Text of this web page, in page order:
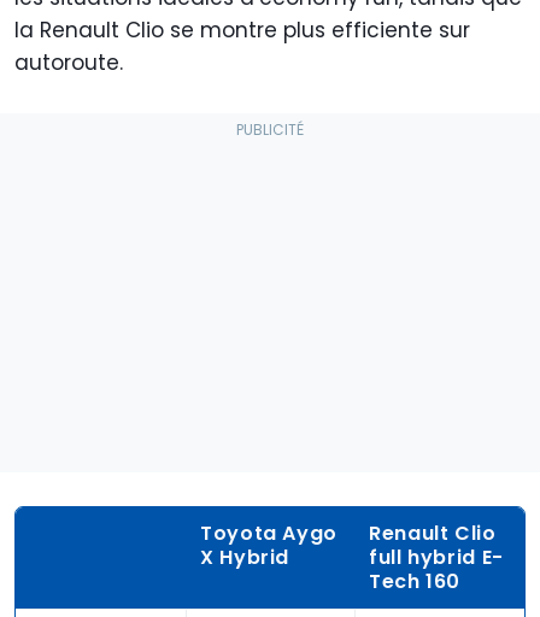
la Renault Clio se montre plus efficiente sur
autoroute.
Toyota Aygo
X Hybrid
Renault Clio
full hybrid E-
Tech 160